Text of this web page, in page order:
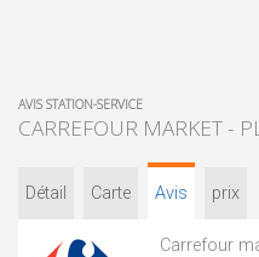
AVIS STATION-SERVICE
CARREFOUR MARKET -
Détail Carte Avis prix
Carrefour